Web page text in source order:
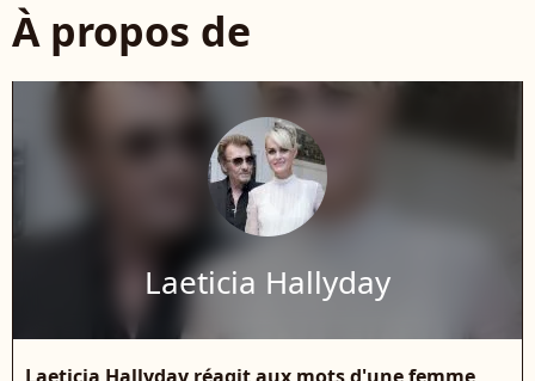
À propos de
Laeticia Hallyday
Laeticia Hallyday réagit aux mots d'une femme